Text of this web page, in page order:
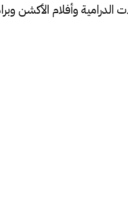
الدرامية وأفلام الأكشن